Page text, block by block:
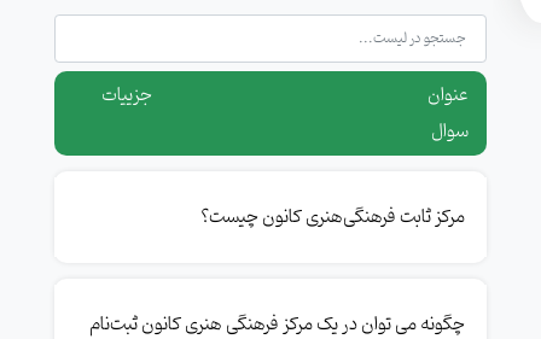
عنوان
سوال
جزییات
مرکز ‌ثابت ‌فرهنگی‌هنری کانون چیست؟
چگونه می توان در یک مرکز فرهنگی هنری کانون ثبت‌نام